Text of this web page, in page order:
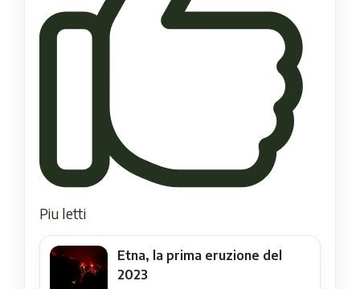
Piu letti
Etna, la prima eruzione del
2023